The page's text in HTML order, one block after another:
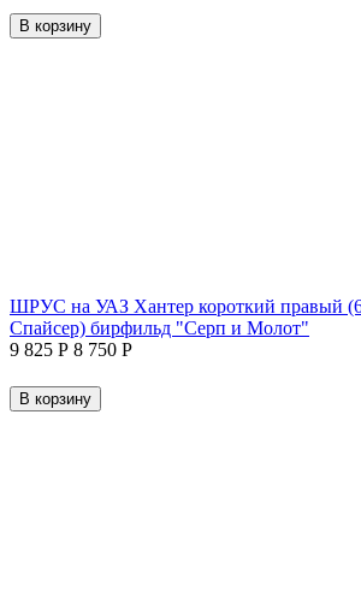
В корзину
ШРУС на УАЗ Хантер короткий правый
Спайсер) бирфильд "Серп и Молот"
9 825 Р 8 750 Р
В корзину